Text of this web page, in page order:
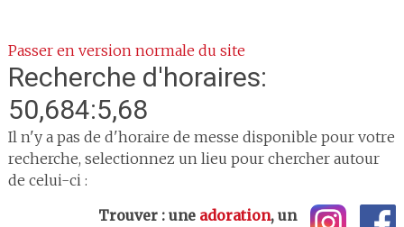
Passer en version normale du site
Recherche d'horaires:
50,684:5,68
Il n'y a pas de d'horaire de messe disponible pour votre
recherche, selectionnez un lieu pour chercher autour
de celui-ci :
Trouver : une adoration, un